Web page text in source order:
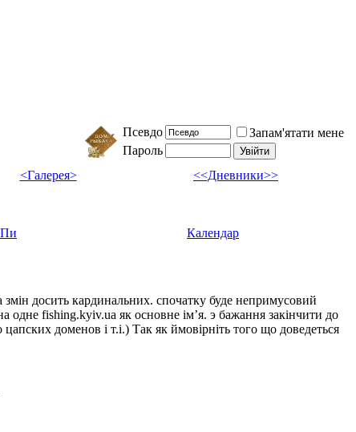
Псевдо
Запам'ятати мене
Пароль
<Галерея> <<Дневники>>
Календар
досить кардинальних. спочатку буде непримусовий
одне fishing.kyiv.ua як основне імʼя. э бажання закінчити до
доменов і т.і.) Так як ймовірніть того що доведеться